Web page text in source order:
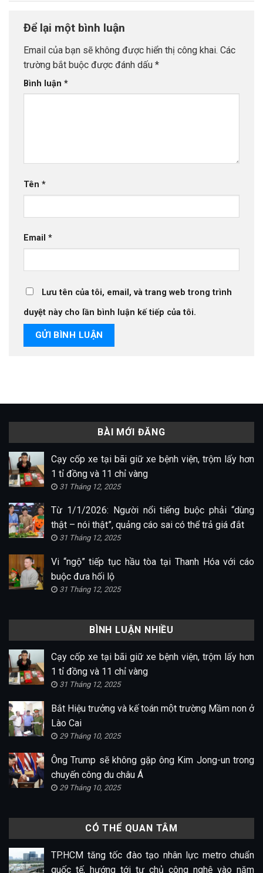
Để lại một bình luận
Email của bạn sẽ không được hiển thị công khai. Các
trường bắt buộc được đánh dấu *
Bình luận *
Tên *
Email *
Lưu tên của tôi, email, và trang web trong trình
duyệt này cho lần bình luận kế tiếp của tôi.
BÀI MỚI ĐĂNG
Cạy cốp xe tại bãi giữ xe bệnh viện, trộm lấy hơn
1 tỉ đồng và 11 chỉ vàng
31 Tháng 12, 2025
Từ 1/1/2026: Người nổi tiếng buộc phải “dùng
thật – nói thật”, quảng cáo sai có thể trả giá đắt
31 Tháng 12, 2025
Vi “ngộ” tiếp tục hầu tòa tại Thanh Hóa với cáo
buộc đưa hối lộ
31 Tháng 12, 2025
BÌNH LUẬN NHIỀU
Cạy cốp xe tại bãi giữ xe bệnh viện, trộm lấy hơn
1 tỉ đồng và 11 chỉ vàng
31 Tháng 12, 2025
Bắt Hiệu trưởng và kế toán một trường Mầm non ở
Lào Cai
29 Tháng 10, 2025
Ông Trump sẽ không gặp ông Kim Jong-un trong
chuyến công du châu Á
29 Tháng 10, 2025
CÓ THỂ QUAN TÂM
TP.HCM tăng tốc đào tạo nhân lực metro chuẩn
quốc tế, hướng tới tự chủ công nghệ vào năm